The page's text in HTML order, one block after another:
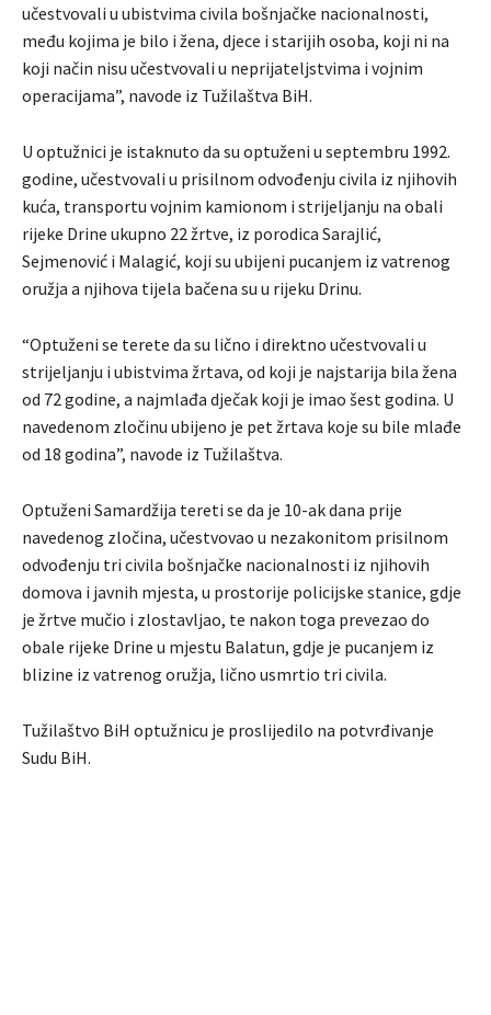
učestvovali u ubistvima civila bošnjačke nacionalnosti,
među kojima je bilo i žena, djece i starijih osoba, koji ni na
koji način nisu učestvovali u neprijateljstvima i vojnim
operacijama”, navode iz Tužilaštva BiH.
U optužnici je istaknuto da su optuženi u septembru 1992.
godine, učestvovali u prisilnom odvođenju civila iz njihovih
kuća, transportu vojnim kamionom i strijeljanju na obali
rijeke Drine ukupno 22 žrtve, iz porodica Sarajlić,
Sejmenović i Malagić, koji su ubijeni pucanjem iz vatrenog
oružja a njihova tijela bačena su u rijeku Drinu.
“Optuženi se terete da su lično i direktno učestvovali u
strijeljanju i ubistvima žrtava, od koji je najstarija bila žena
od 72 godine, a najmlađa dječak koji je imao šest godina. U
navedenom zločinu ubijeno je pet žrtava koje su bile mlađe
od 18 godina”, navode iz Tužilaštva.
Optuženi Samardžija tereti se da je 10-ak dana prije
navedenog zločina, učestvovao u nezakonitom prisilnom
odvođenju tri civila bošnjačke nacionalnosti iz njihovih
domova i javnih mjesta, u prostorije policijske stanice, gdje
je žrtve mučio i zlostavljao, te nakon toga prevezao do
obale rijeke Drine u mjestu Balatun, gdje je pucanjem iz
blizine iz vatrenog oružja, lično usmrtio tri civila.
Tužilaštvo BiH optužnicu je proslijedilo na potvrđivanje
Sudu BiH.